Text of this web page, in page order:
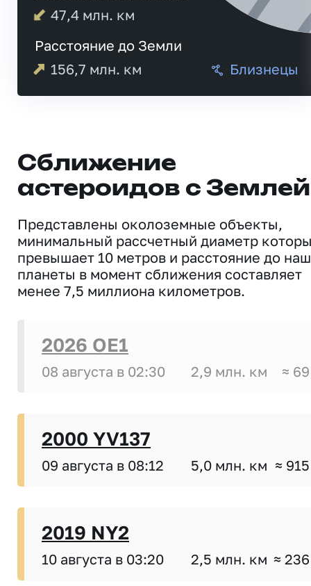
47,4 млн. км
Расстояние до Земли
156,7 млн. км Близнецы
Сближение
астероидов с Землей
Представлены околоземные объекты,
минимальный рассчетный диаметр
превышает 10 метров и расстояние до
планеты в момент сближения составляет
менее 7,5 миллиона километров.
2026 OE1
08 августа в 02:30 2,9 млн. км ≈
2000 YV137
09 августа в 08:12 5,0 млн. км ≈
2019 NY2
10 августа в 03:20 2,5 млн. км ≈